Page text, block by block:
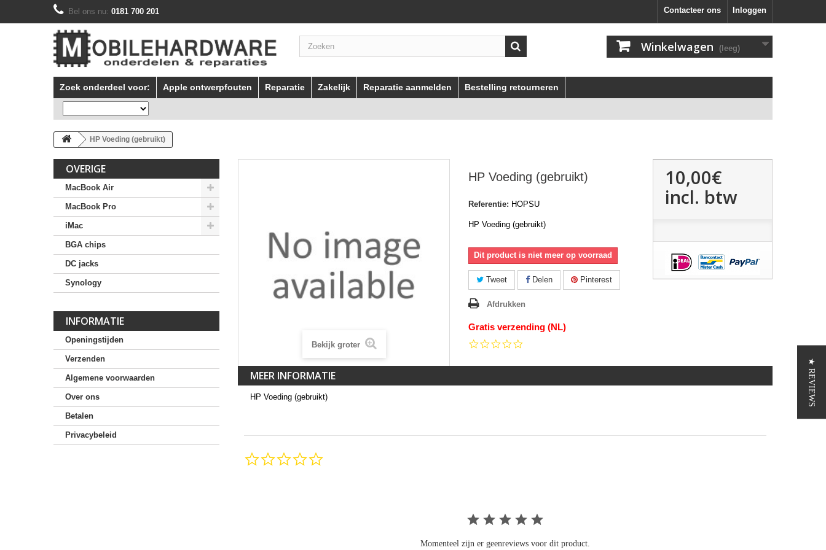
Inloggen
Contacteer ons
Bel ons nu: 0181 700 201
Winkelwagen (leeg)
Zoek onderdeel voor: Apple ontwerpfouten Reparatie Zakelijk Reparatie aanmelden Bestelling retourneren
HP Voeding (gebruikt)
OVERIGE
MacBook Air
MacBook Pro
iMac
BGA chips
DC jacks
Synology
INFORMATIE
Openingstijden
Verzenden
Algemene voorwaarden
Over ons
Betalen
Privacybeleid
Bekijk groter
HP Voeding (gebruikt)
Referentie: HOPSU
HP Voeding (gebruikt)
Dit product is niet meer op voorraad
Tweet Delen Pinterest
Afdrukken
Gratis verzending (NL)
rating
10,00€
incl. btw
MEER INFORMATIE
HP Voeding (gebruikt)
Momenteel zijn er geenreviews voor dit product.
★ REVIEWS